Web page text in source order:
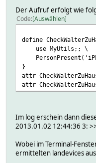
}
Log 3, ">>>
}
Der Aufruf erfolgt wie
Code Auswählen
define
use MyUtils;; \
}
attr
attr
Im log erschein dann
2013.01.02 12:44:36 3:
Wobei im Terminal-
ermittelten landevices